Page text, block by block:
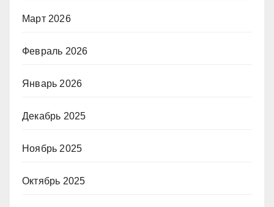
Март 2026
Февраль 2026
Январь 2026
Декабрь 2025
Ноябрь 2025
Октябрь 2025